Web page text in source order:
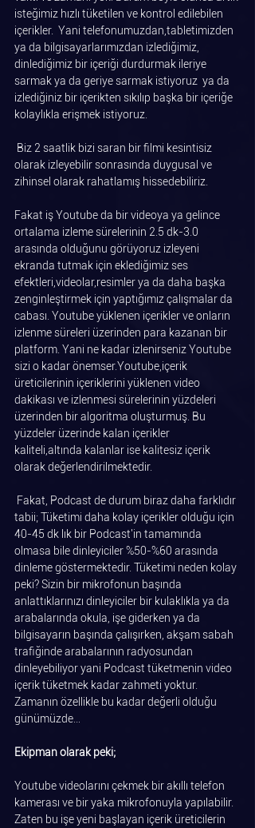
isteğimiz hızlı tüketilen ve kontrol edilebilen
içerikler.  Yani telefonumuzdan,tabletimizden
ya da bilgisayarlarımızdan izlediğimiz,
dinlediğimiz bir içeriği durdurmak ileriye
sarmak ya da geriye sarmak istiyoruz  ya da
izlediğiniz bir içerikten sıkılıp başka bir içeriğe
kolaylıkla erişmek istiyoruz.
olarak izleyebilir sonrasında duygusal ve
zihinsel olarak rahatlamış hissedebiliriz.
Fakat iş Youtube da bir videoya ya gelince
ortalama izleme sürelerinin 2.5 dk-3.0
arasında olduğunu görüyoruz izleyeni
ekranda tutmak için eklediğimiz ses
efektleri,videolar,resimler ya da daha başka
zenginleştirmek için yaptığımız çalışmalar da
cabası. Youtube yüklenen içerikler ve onların
izlenme süreleri üzerinden para kazanan bir
platform. Yani ne kadar izlenirseniz Youtube
sizi o kadar önemser.Youtube,içerik
üreticilerinin içeriklerini yüklenen video
dakikası ve izlenmesi sürelerinin yüzdeleri
üzerinden bir algoritma oluşturmuş. Bu
yüzdeler üzerinde kalan içerikler
kaliteli,altında kalanlar ise kalitesiz içerik
olarak değerlendirilmektedir.
tabii; Tüketimi daha kolay içerikler olduğu için
40-45 dk lık bir Podcast'in tamamında
olmasa bile dinleyiciler %50-%60 arasında
dinleme göstermektedir. Tüketimi neden kolay
peki? Sizin bir mikrofonun başında
anlattıklarınızı dinleyiciler bir kulaklıkla ya da
arabalarında okula, işe giderken ya da
bilgisayarın başında çalışırken, akşam sabah
trafiğinde arabalarının radyosundan
dinleyebiliyor yani Podcast tüketmenin video
içerik tüketmek kadar zahmeti yoktur.
Zamanın özellikle bu kadar değerli olduğu
günümüzde…
Ekipman olarak peki;
Youtube videolarını çekmek bir akıllı telefon
kamerası ve bir yaka mikrofonuyla yapılabilir.
Zaten bu işe yeni başlayan içerik üreticilerin